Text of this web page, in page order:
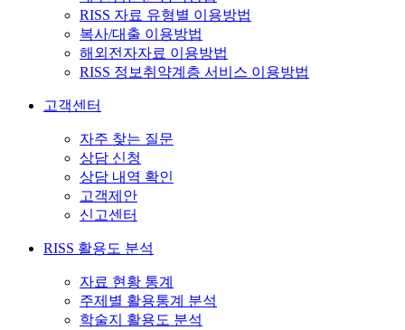
RISS 자료 유형별 이용방법
복사/대출 이용방법
해외전자자료 이용방법
RISS 정보취약계층 서비스 이용방법
고객센터
자주 찾는 질문
상담 신청
상담 내역 확인
고객제안
신고센터
RISS 활용도 분석
자료 현황 통계
주제별 활용통계 분석
학술지 활용도 분석